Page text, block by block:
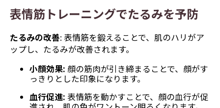
表情筋トレーニングでたるみを予防
たるみの改善: 表情筋を鍛えることで、肌のハリがア
ップし、たるみが改善されます。
小顔効果: 顔の筋肉が引き締まることで、顔がす
っきりとした印象になります。
血行促進: 表情筋を動かすことで、顔の血行が促